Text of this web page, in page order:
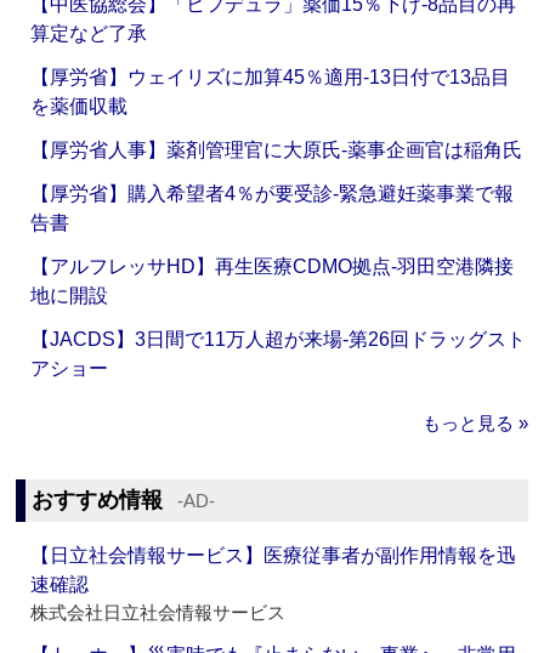
【中医協総会】「ヒフデュラ」薬価15％下げ‐8品目の再
算定など了承
【厚労省】ウェイリズに加算45％適用‐13日付で13品目
を薬価収載
【厚労省人事】薬剤管理官に大原氏‐薬事企画官は稲角氏
【厚労省】購入希望者4％が要受診‐緊急避妊薬事業で報
告書
【アルフレッサHD】再生医療CDMO拠点‐羽田空港隣接
地に開設
【JACDS】3日間で11万人超が来場‐第26回ドラッグスト
アショー
もっと見る »
おすすめ情報 ‐AD‐
【日立社会情報サービス】医療従事者が副作用情報を迅
速確認
株式会社日立社会情報サービス